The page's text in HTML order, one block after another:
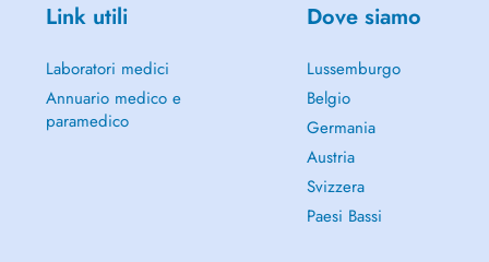
Link utili
Laboratori medici
Annuario medico e
paramedico
Dove siamo
Lussemburgo
Belgio
Germania
Austria
Svizzera
Paesi Bassi